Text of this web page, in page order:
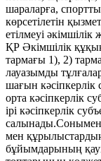
шараларға,
көрсетілетін
етілмеуі әкімшілік
ҚР Әкімшілік
тармағы 1), 2)
лауазымды
шағын кәсіпкерлік
орта кәсіпкерлік
ірі кәсіпкерлік
мен
бұйымдарының